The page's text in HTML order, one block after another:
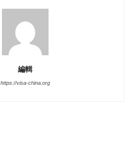
編輯
https://visa-china.org